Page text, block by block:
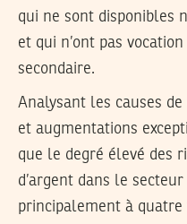
qui ne sont disponibles
et qui n’ont pas
secondaire.
Analysant les causes
et augmentations
que le degré élevé des
d’argent dans le
principalement à